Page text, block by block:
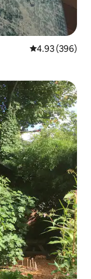
평점 4.93점(5
4.93 (396)